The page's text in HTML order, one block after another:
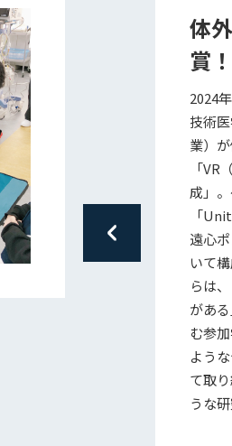
体
賞！
2024
技術
業）
「
成」
「
遠心
いて
らは
があ
む参
よう
て取
うな